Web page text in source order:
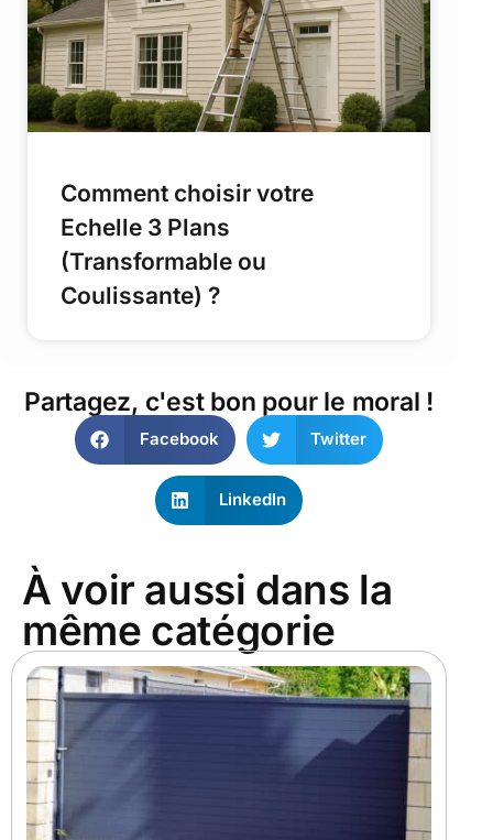
Comment choisir votre
Echelle 3 Plans
(Transformable ou
Coulissante) ?
Partagez, c'est bon pour le moral !
Facebook Twitter
LinkedIn
À voir aussi dans la
même catégorie